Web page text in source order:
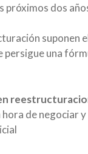
próximos dos
suponen
persigue una
de